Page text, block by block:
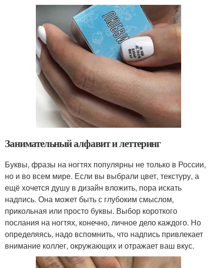
Занимательный алфавит и леттеринг
Буквы, фразы на ногтях популярны не только в России,
но и во всем мире. Если вы выбрали цвет, текстуру, а
ещё хочется душу в дизайн вложить, пора искать
надпись. Она может быть с глубоким смыслом,
прикольная или просто буквы. Выбор короткого
послания на ногтях, конечно, личное дело каждого. Но
определяясь, надо вспомнить, что надпись привлекает
внимание коллег, окружающих и отражает ваш вкус.